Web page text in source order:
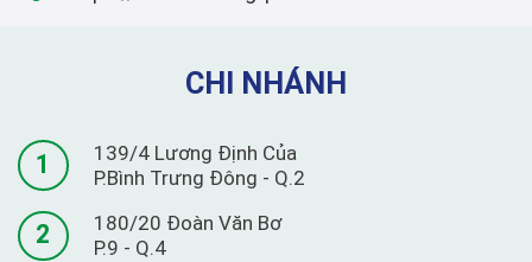
CHI NHÁNH
1
139/4 Lương Định Của
P.Bình Trưng Đông - Q.2
2
180/20 Đoàn Văn Bơ
P.9 - Q.4